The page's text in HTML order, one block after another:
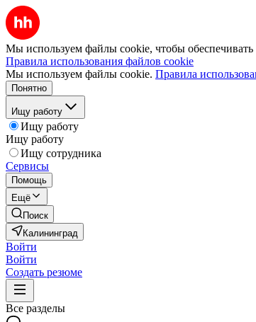
Мы используем файлы cookie, чтобы обеспечивать
Правила использования файлов cookie
Мы используем файлы cookie. Правила
Понятно
Ищу работу
Ищу работу
Ищу работу
Ищу сотрудника
Сервисы
Помощь
Ещё
Поиск
Калининград
Войти
Войти
Создать резюме
Все разделы